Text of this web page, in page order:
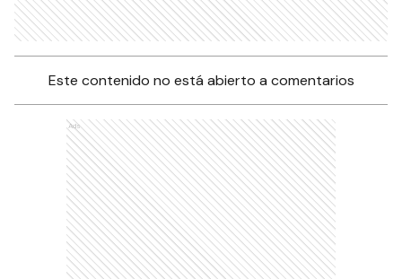
Este contenido no está abierto a comentarios
Ads